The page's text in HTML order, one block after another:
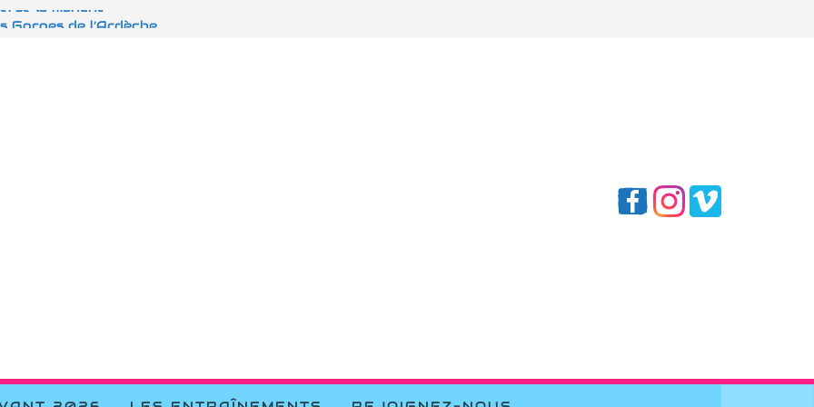
la manche
les Bains
sur Caramy